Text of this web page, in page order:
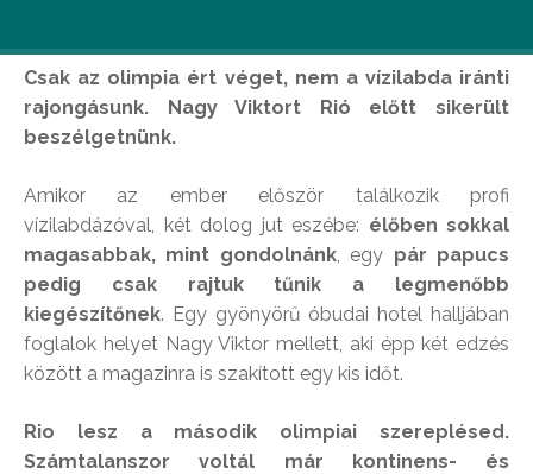
Csak az olimpia ért véget, nem a vízilabda iránti
rajongásunk. Nagy Viktort Rió előtt sikerült
beszélgetnünk.
Amikor az ember először találkozik profi
vízilabdázóval, két dolog jut eszébe: élőben sokkal
magasabbak, mint gondolnánk, egy pár papucs
pedig csak rajtuk tűnik a legmenőbb
kiegészítőnek. Egy gyönyörű óbudai hotel halljában
foglalok helyet Nagy Viktor mellett, aki épp két edzés
között a magazinra is szakított egy kis időt.
Rio lesz a második olimpiai szereplésed.
Számtalanszor voltál már kontinens- és